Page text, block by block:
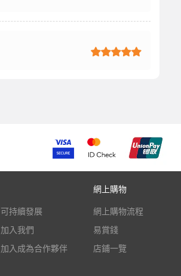
可持續發展
加入我們
加入成為合作夥伴
網上購物
網上購物流程
易賞錢
店鋪一覽